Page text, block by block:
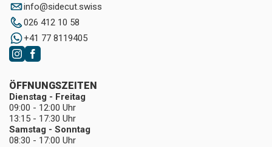
info@sidecut.swiss
026 412 10 58
+41 77 8119405
ÖFFNUNGSZEITEN
Dienstag - Freitag
09:00 - 12:00 Uhr
13:15 - 17:30 Uhr
Samstag - Sonntag
08:30 - 17:00 Uhr